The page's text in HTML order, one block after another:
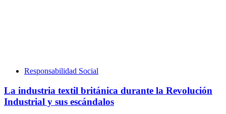
Responsabilidad Social
La industria textil británica durante la Revolución
Industrial y sus escándalos